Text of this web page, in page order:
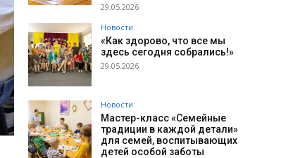
29.05.2026
Новости
«Как здорово, что все мы
здесь сегодня собрались!»
29.05.2026
Новости
Мастер-класс «Семейные
традиции в каждой детали»
для семей, воспитывающих
детей особой заботы